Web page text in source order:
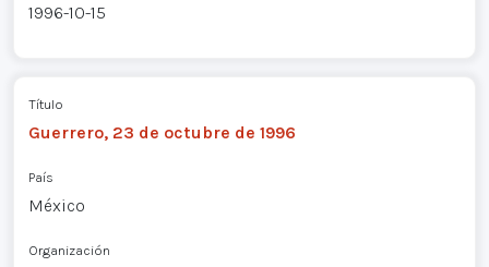
1996-10-15
Título
Guerrero, 23 de octubre de 1996
País
México
Organización